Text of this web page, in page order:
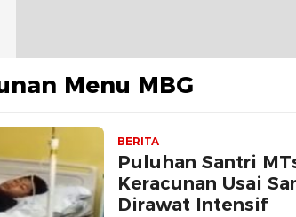
Menu MBG
BERITA
Puluhan Santri
Keracunan Usai
Dirawat Intensif